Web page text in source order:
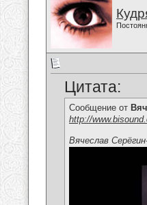
Цитата:
Сообщение от
http://
Вячеслав